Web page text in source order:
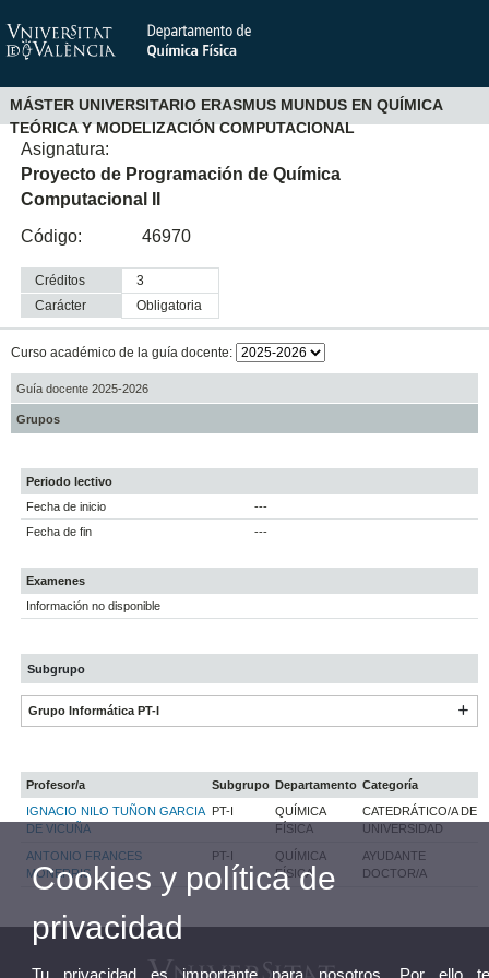
MÁSTER UNIVERSITARIO ERASMUS MUNDUS EN QUÍMICA
TEÓRICA Y MODELIZACIÓN COMPUTACIONAL
Asignatura:
Proyecto de Programación de Química
Computacional II
Código:
46970
Créditos
3
Carácter
obligatoria
Curso académico de la guía docente:
Guía docente 2025-2026
Grupos
Periodo lectivo
Fecha de inicio
---
Fecha de fin
---
Examenes
Información no disponible
Subgrupo
Grupo Informática PT-I
Profesor/a Subgrupo Departamento Categoría
IGNACIO NILO TUÑON GARCIA
DE VICUÑA
PT-I
QUÍMICA
FÍSICA
CATEDRÁTICO/A DE
UNIVERSIDAD
ANTONIO FRANCES
MONERRIS
PT-I
QUÍMICA
FÍSICA
AYUDANTE
DOCTOR/A
Cookies y política de
privacidad
Tu privacidad es importante para nosotros. Por ello